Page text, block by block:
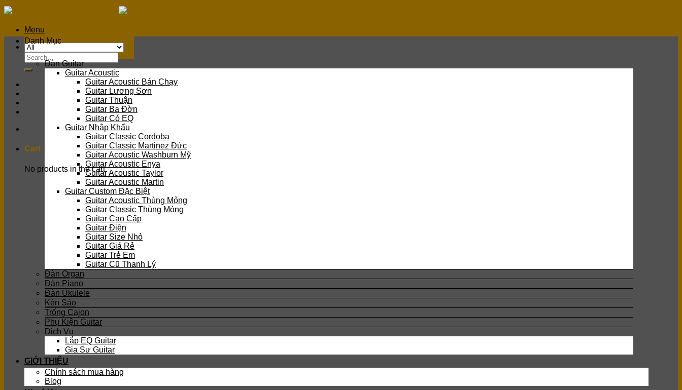
Skip
to
contentMenu
Search
for:
Cart
No products in the cart.
Danh Mục
Đàn Guitar
Guitar Acoustic
Guitar Acoustic Bán Chạy
Guitar Lương Sơn
Guitar Thuận
Guitar Ba Đờn
Guitar Có EQ
Guitar Nhập Khẩu
Guitar Classic Cordoba
Guitar Classic Martinez Đức
Guitar Acoustic Washburn Mỹ
Guitar Acoustic Enya
Guitar Acoustic Taylor
Guitar Acoustic Martin
Guitar Custom Đặc Biệt
Guitar Acoustic Thùng Mỏng
Guitar Classic Thùng Mỏng
Guitar Cao Cấp
Guitar Điện
Guitar Size Nhỏ
Guitar Giá Rẻ
Guitar Trẻ Em
Guitar Cũ Thanh Lý
Đàn Organ
Đàn Piano
Đàn Ukulele
Kèn Sáo
Trống Cajon
Phụ Kiện Guitar
Dịch Vụ
Lắp EQ Guitar
Gia Sư Guitar
GIỚI THIỆU
Chính sách mua hàng
Blog